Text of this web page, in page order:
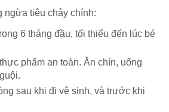
ngừa tiêu chảy chính:
6 tháng đầu, tối thiểu đến lúc bé
phẩm an toàn. Ăn chín, uống
sau khi đi vệ sinh, và trước khi